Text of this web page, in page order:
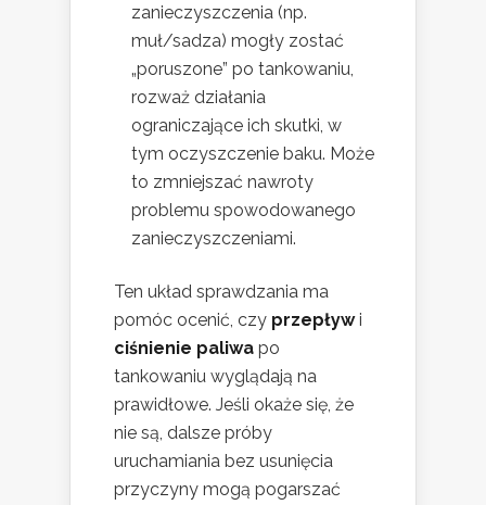
zanieczyszczenia (np.
muł/sadza) mogły zostać
„poruszone” po tankowaniu,
rozważ działania
ograniczające ich skutki, w
tym oczyszczenie baku. Może
to zmniejszać nawroty
problemu spowodowanego
zanieczyszczeniami.
Ten układ sprawdzania ma
pomóc ocenić, czy przepływi
ciśnienie paliwa po
tankowaniu wyglądają na
prawidłowe. Jeśli okaże się, że
nie są, dalsze próby
uruchamiania bez usunięcia
przyczyny mogą pogarszać